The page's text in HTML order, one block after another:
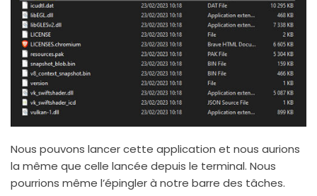
Nous pouvons lancer cette application et nous aurions
la même que celle lancée depuis le terminal. Nous
pourrions même l’épingler à notre barre des tâches.